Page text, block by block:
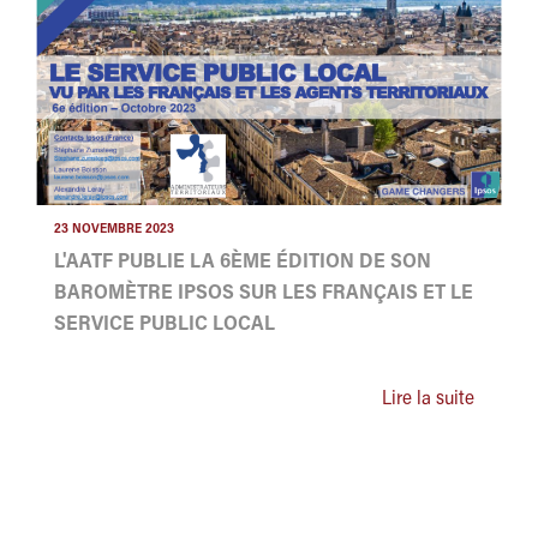
23 NOVEMBRE 2023
L'AATF PUBLIE LA 6ÈME ÉDITION DE SON
BAROMÈTRE IPSOS SUR LES FRANÇAIS ET LE
SERVICE PUBLIC LOCAL
Lire la suite